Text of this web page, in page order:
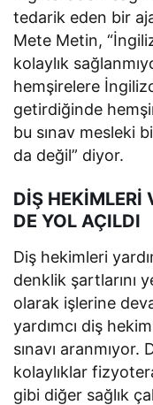
tedarik eden bir
Mete Metin,
kolaylık
hemşirelere
getirdiğinde
bu sınav mesleki
da değil” diyor.
DİŞ HEKİMLERİ
DE YOL AÇILDI
Diş hekimleri
denklik şartlarını
olarak işlerine
yardımcı diş
sınavı
kolaylıklar
gibi diğer sağlık